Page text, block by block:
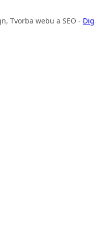
Tvorba webu a SEO -